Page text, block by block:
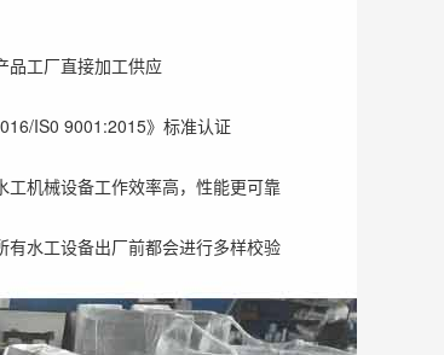
品工厂直接加工供应
IS0 9001:2015》标准认证
工机械设备工作效率高，性能更可靠
有水工设备出厂前都会进行多样校验